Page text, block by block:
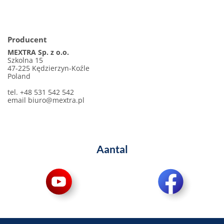
Producent
MEXTRA Sp. z o.o.
Szkolna 15
47-225 Kędzierzyn-Koźle
Poland
tel. +48 531 542 542
email biuro@mextra.pl
Aantal